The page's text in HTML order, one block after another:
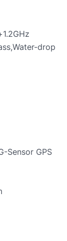
drop
Sensor GPS